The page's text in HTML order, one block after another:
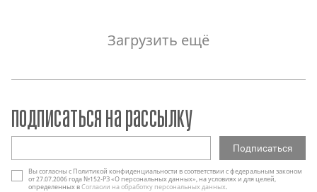
Загрузить ещё
подписаться на рассылку
Вы согласны с Политикой конфиденциальности в соответствии с федеральным законом
от 27.07.2006 года №152-РЗ «О персональных данных», на условиях и для целей,
определенных вСогласии на обработку персональных данных.